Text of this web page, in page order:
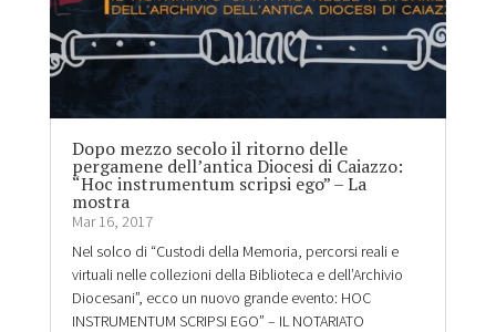
Dopo mezzo secolo il ritorno delle
pergamene dell’antica Diocesi di Caiazzo:
“Hoc instrumentum scripsi ego” – La
mostra
Mar 16, 2017
Nel solco di “Custodi della Memoria, percorsi reali e
virtuali nelle collezioni della Biblioteca e dell’Archivio
Diocesani”, ecco un nuovo grande evento: HOC
INSTRUMENTUM SCRIPSI EGO” – IL NOTARIATO